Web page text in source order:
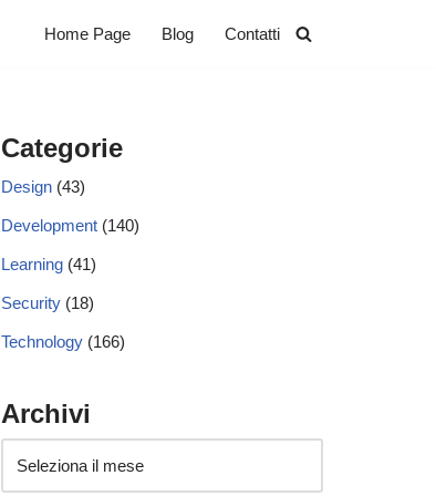
Home Page Blog Contatti
Categorie
Design (43)
Development (140)
Learning (41)
Security (18)
Technology (166)
Archivi